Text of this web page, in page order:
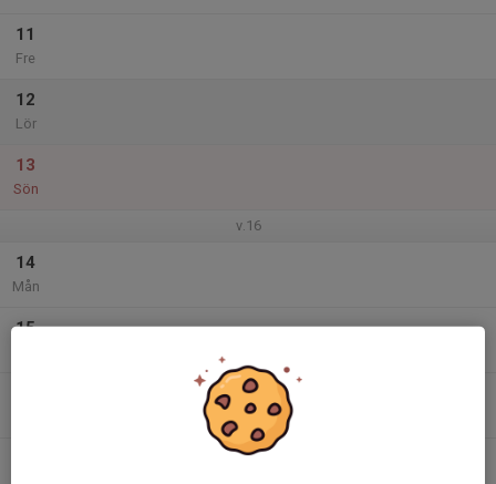
11
Fre
12
Lör
13
Sön
v.16
14
Mån
15